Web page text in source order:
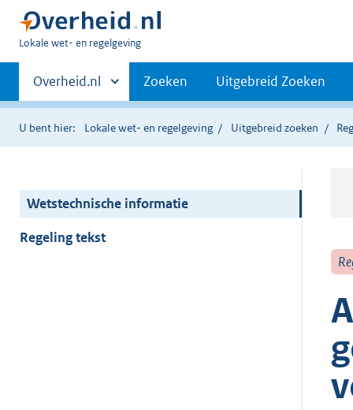
U
hier:
Lokale wet- en regelgeving
Primaire
navigatie
Andere
sites
binnen
Overheid.nl Zoeken Uitgebreid Zoeken
U bent hier: Lokale wet- en regelgeving Uitgebreid zoeken
Wetstechnische informatie
Regeling tekst